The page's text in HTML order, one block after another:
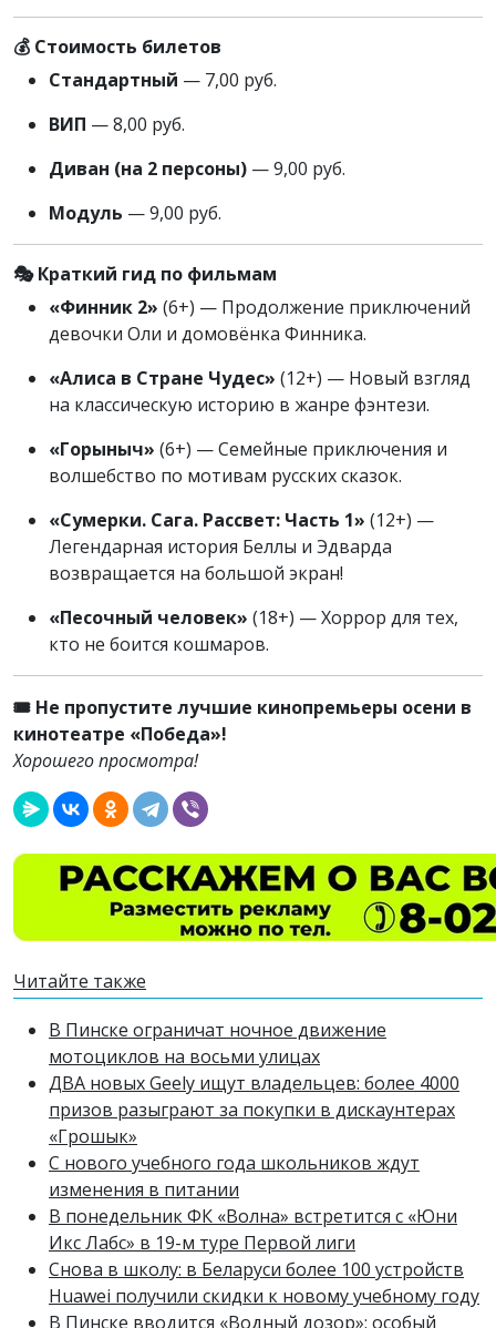
💰 Стоимость билетов
Стандартный — 7,00 руб.
ВИП — 8,00 руб.
Диван (на 2 персоны) — 9,00 руб.
Модуль — 9,00 руб.
🎭 Краткий гид по фильмам
«Финник 2» (6+) — Продолжение приключений
девочки Оли и домовёнка Финника.
«Алиса в Стране Чудес» (12+) — Новый взгляд
на классическую историю в жанре фэнтези.
«Горыныч» (6+) — Семейные приключения и
волшебство по мотивам русских сказок.
«Сумерки. Сага. Рассвет: Часть 1» (12+) —
Легендарная история Беллы и Эдварда
возвращается на большой экран!
«Песочный человек» (18+) — Хоррор для тех,
кто не боится кошмаров.
🎟️ Не пропустите лучшие кинопремьеры осени в
кинотеатре «Победа»!
Хорошего просмотра!
Читайте также
В Пинске ограничат ночное движение
мотоциклов на восьми улицах
ДВА новых Geely ищут владельцев: более 4000
призов разыграют за покупки в дискаунтерах
«Грошык»
С нового учебного года школьников ждут
изменения в питании
В понедельник ФК «Волна» встретится с «Юни
Икс Лабс» в 19-м туре Первой лиги
Снова в школу: в Беларуси более 100 устройств
Huawei получили скидки к новому учебному году
В Пинске вводится «Водный дозор»: особый